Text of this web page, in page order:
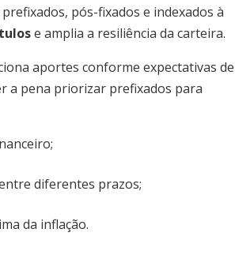
pós-fixados e indexados à
e amplia a resiliência da carteira.
aportes conforme expectativas de
a pena priorizar prefixados para
diferentes prazos;
da inflação.